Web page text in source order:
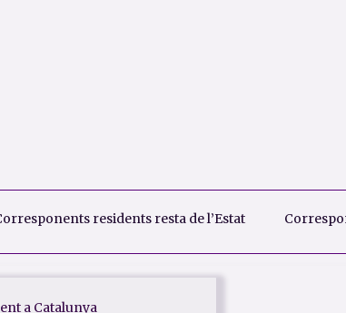
residents resta de l’Estat
a Catalunya